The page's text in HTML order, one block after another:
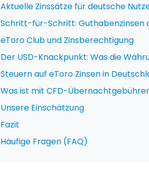
Aktuelle Zinssätze für deutsche
Schritt-für-Schritt: Guthabenzinsen
eToro Club und Zinsberechtigung
Der USD-Knackpunkt: Was die
Steuern auf eToro Zinsen in
Was ist mit CFD-
Unsere Einschätzung
Fazit
Häufige Fragen (FAQ)